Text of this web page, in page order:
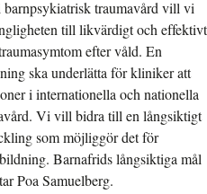
traumavård vill vi
till likvärdigt och effektivt
efter våld. En
ska underlätta för kliniker att
i internationella och nationella
Vi vill bidra till en långsiktigt
som möjliggör det för
Barnafrids långsiktiga mål
Poa Samuelberg.